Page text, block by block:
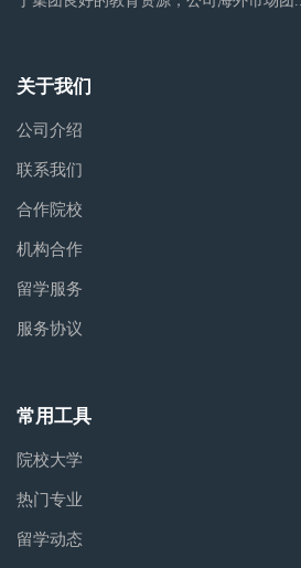
关于我们
公司介绍
联系我们
合作院校
机构合作
留学服务
服务协议
常用工具
院校大学
热门专业
留学动态